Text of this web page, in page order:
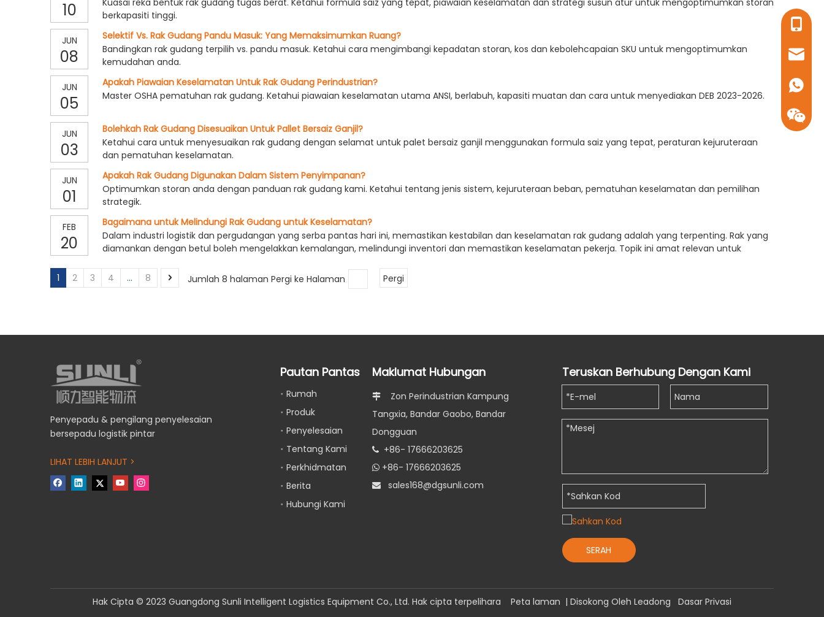
10
Kuasai reka bentuk rak gudang tugas berat. Ketahui formula saiz yang tepat, piawaian keselamatan dan strategi susun atur untuk mengoptimumkan storan
berkapasiti tinggi.
JUN
08
Selektif Vs. Rak Gudang Pandu Masuk: Yang Memaksimumkan Ruang?
Bandingkan rak gudang terpilih vs. pandu masuk. Ketahui cara mengimbangi kepadatan storan, kos dan kebolehcapaian SKU untuk mengoptimumkan
kemudahan anda.
JUN
05
Apakah Piawaian Keselamatan Untuk Rak Gudang Perindustrian?
Master OSHA pematuhan rak gudang. Ketahui piawaian keselamatan utama ANSI, berlabuh, kapasiti muatan dan cara untuk menyediakan DEB 2023-2026.
JUN
03
Bolehkah Rak Gudang Disesuaikan Untuk Pallet Bersaiz Ganjil?
Ketahui cara untuk menyesuaikan rak gudang dengan selamat untuk palet bersaiz ganjil menggunakan formula saiz yang tepat, peraturan kejuruteraan
dan pematuhan keselamatan.
JUN
01
Apakah Rak Gudang Digunakan Dalam Sistem Penyimpanan?
Optimumkan storan anda dengan panduan rak gudang kami. Ketahui tentang jenis sistem, kejuruteraan beban, pematuhan keselamatan dan pemilihan
strategik.
FEB
20
Bagaimana untuk Melindungi Rak Gudang untuk Keselamatan?
Dalam industri logistik dan pergudangan yang serba pantas hari ini, memastikan kestabilan dan keselamatan rak gudang adalah yang terpenting. Rak yang
diamankan dengan betul boleh mengelakkan kemalangan, melindungi inventori dan memastikan keselamatan pekerja. Topik ini amat relevan untuk
Dalam artikel ini, kami akan meneroka pelbagai langkah untuk mencapai gudang yang disimpan dengan selamat dan menyerlahkan pertimbangan utama
untuk memastikan keselamatan dan kestabilan yang optimum.
1 2 3 4 ... 8 Jumlah 8 halaman Pergi ke Halaman Pergi
Penyepadu & pengilang penyelesaian
bersepadu logistik pintar
LIHAT LEBIH LANJUT >
Pautan Pantas
Rumah
Produk
Penyelesaian
Tentang Kami
Perkhidmatan
Berita
Hubungi Kami
Maklumat Hubungan

Zon Perindustrian Kampung
Tangxia, Bandar Gaobo, Bandar
Dongguan
 +86- 17666203625
+86- 17666203625
 sales168@dgsunli.com
+86-
+86-
Teruskan Berhubung Dengan Kami
SERAH
Hak Cipta © 2023 Guangdong Sunli Intelligent Logistics Equipment Co., Ltd. Hak cipta terpelihara Peta laman | Disokong Oleh Leadong Dasar Privasi